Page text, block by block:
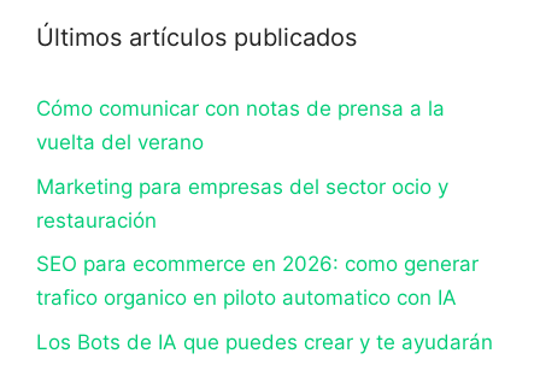
Últimos artículos publicados
Cómo comunicar con notas de prensa a la
vuelta del verano
Marketing para empresas del sector ocio y
restauración
SEO para ecommerce en 2026: como generar
trafico organico en piloto automatico con IA
Los Bots de IA que puedes crear y te ayudarán